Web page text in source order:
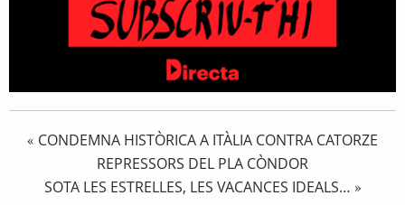
« CONDEMNA HISTÒRICA A ITÀLIA CONTRA CATORZE
REPRESSORS DEL PLA CÒNDOR
SOTA LES ESTRELLES, LES VACANCES IDEALS… »